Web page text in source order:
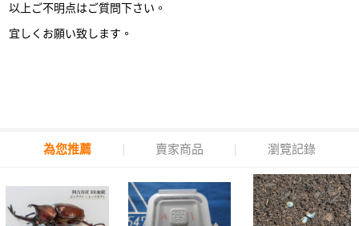
以上ご不明点はご質問下さい。
宜しくお願い致します。
為您推薦 賣家商品 瀏覽記錄